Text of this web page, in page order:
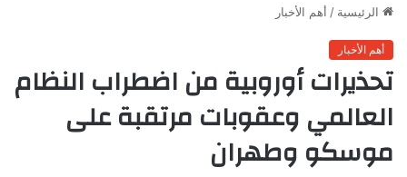
الرئيسية / أهم الأخبار
أهم الأخبار
تحذيرات أوروبية من اضطراب النظام
العالمي وعقوبات مرتقبة على
موسكو وطهران